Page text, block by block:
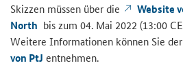
Skiz­zen müs­sen über die
Web­site
North bis zum 04. Mai 2022 (13:00
Wei­te­re In­for­ma­tio­nen kön­nen Sie der
von PtJ ent­neh­men.